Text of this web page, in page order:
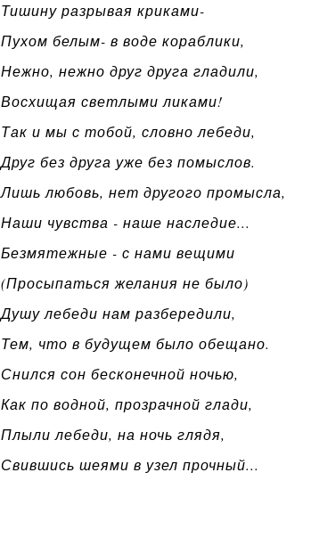
Тишину разрывая криками-
Пухом белым- в воде кораблики,
Нежно, нежно друг друга гладили,
Восхищая светлыми ликами!
Так и мы с тобой, словно лебеди,
Друг без друга уже без помыслов.
Лишь любовь, нет другого промысла,
Наши чувства - наше наследие...
Безмятежные - с нами вещими
(Просыпаться желания не было)
Душу лебеди нам разбередили,
Тем, что в будущем было обещано.
Снился сон бесконечной ночью,
Как по водной, прозрачной глади,
Плыли лебеди, на ночь глядя,
Свившись шеями в узел прочный...